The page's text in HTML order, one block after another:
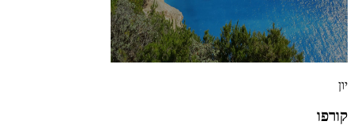
יון
קורפו